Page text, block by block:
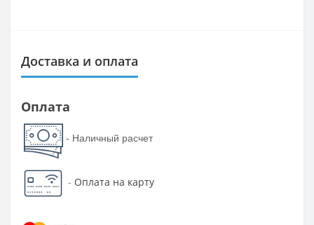
Доставка и оплата
Оплата
- Наличный расчет
- Оплата на карту